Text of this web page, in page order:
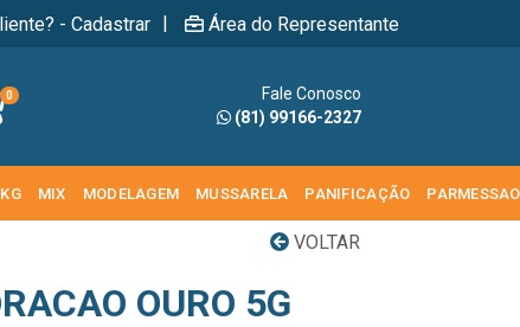
- Cadastrar | Área do Representante
0
Fale Conosco
(81) 99166-2327
MIX MODELAGEM MUSSARELA PANIFICAÇÃO PARMESSAO
VOLTAR
OURO 5G